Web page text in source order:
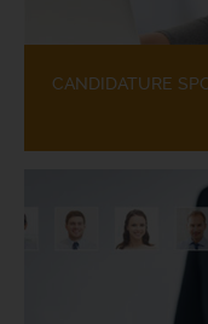
CANDIDATURE